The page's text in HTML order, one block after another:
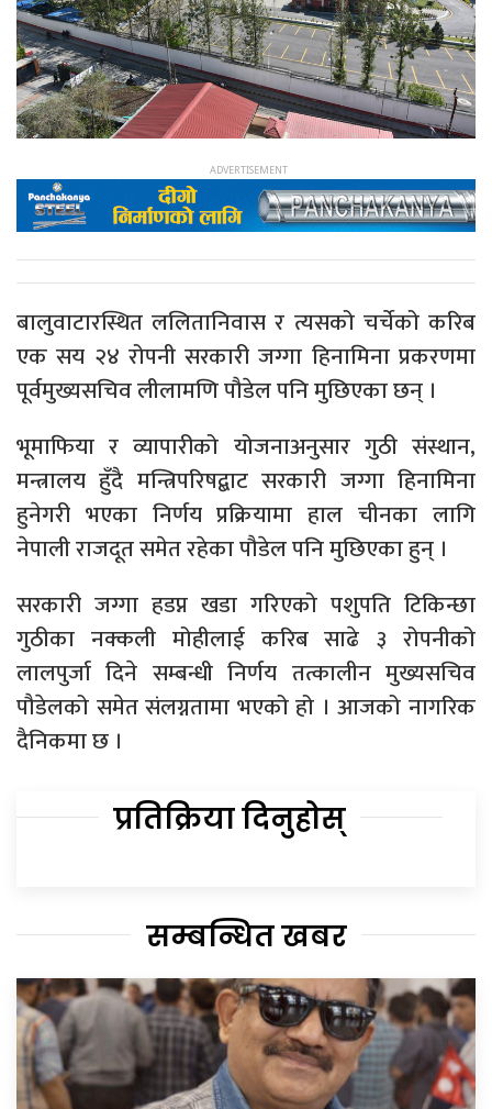
बालुवाटारस्थित ललितानिवास र त्यसको चर्चेको करिब
एक सय २४ रोपनी सरकारी जग्गा हिनामिना प्रकरणमा
पूर्वमुख्यसचिव लीलामणि पौडेल पनि मुछिएका छन् ।
भूमाफिया र व्यापारीको योजनाअनुसार गुठी संस्थान,
मन्त्रालय हुँदै मन्त्रिपरिषद्बाट सरकारी जग्गा हिनामिना
हुनेगरी भएका निर्णय प्रक्रियामा हाल चीनका लागि
नेपाली राजदूत समेत रहेका पौडेल पनि मुछिएका हुन् ।
सरकारी जग्गा हडप्न खडा गरिएको पशुपति टिकिन्छा
गुठीका नक्कली मोहीलाई करिब साढे ३ रोपनीको
लालपुर्जा दिने सम्बन्धी निर्णय तत्कालीन मुख्यसचिव
पौडेलको समेत संलग्नतामा भएको हो । आजको नागरिक
दैनिकमा छ ।
प्रतिक्रिया दिनुहोस्
सम्बन्धित खबर